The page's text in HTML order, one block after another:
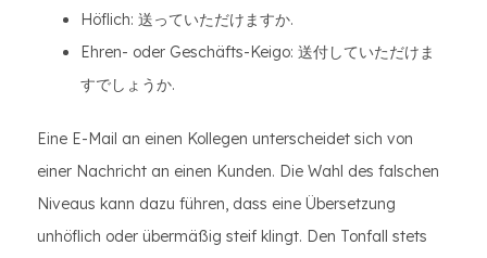
Höflich: 送っていただけますか.
Ehren- oder Geschäfts-Keigo: 送付していただけま
すでしょうか.
Eine E-Mail an einen Kollegen unterscheidet sich von
einer Nachricht an einen Kunden. Die Wahl des falschen
Niveaus kann dazu führen, dass eine Übersetzung
unhöflich oder übermäßig steif klingt. Den Tonfall stets